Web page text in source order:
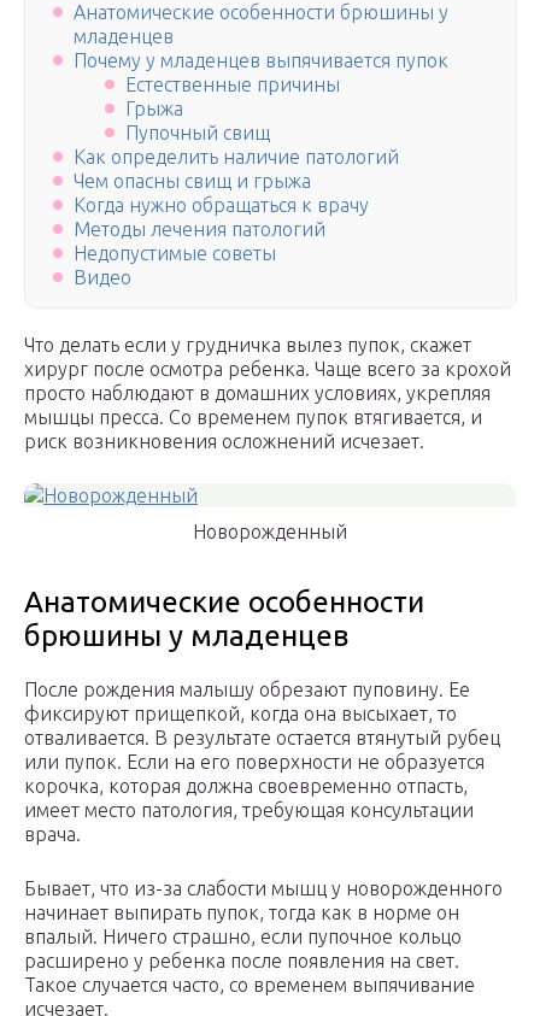
Анатомические особенности брюшины у
младенцев
Почему у младенцев выпячивается пупок
Естественные причины
Грыжа
Пупочный свищ
Как определить наличие патологий
Чем опасны свищ и грыжа
Когда нужно обращаться к врачу
Методы лечения патологий
Недопустимые советы
Видео
Что делать если у грудничка вылез пупок, скажет
хирург после осмотра ребенка. Чаще всего за крохой
просто наблюдают в домашних условиях, укрепляя
мышцы пресса. Со временем пупок втягивается, и
риск возникновения осложнений исчезает.
Новорожденный
Анатомические особенности
брюшины у младенцев
После рождения малышу обрезают пуповину. Ее
фиксируют прищепкой, когда она высыхает, то
отваливается. В результате остается втянутый рубец
или пупок. Если на его поверхности не образуется
корочка, которая должна своевременно отпасть,
имеет место патология, требующая консультации
врача.
Бывает, что из-за слабости мышц у новорожденного
начинает выпирать пупок, тогда как в норме он
впалый. Ничего страшно, если пупочное кольцо
расширено у ребенка после появления на свет.
Такое случается часто, со временем выпячивание
исчезает.